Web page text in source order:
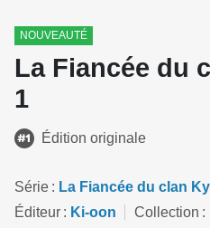
NOUVEAUTÉ
La Fiancée du
1
Édition originale
Série
La Fiancée du clan
Éditeur
Ki-oon Collection